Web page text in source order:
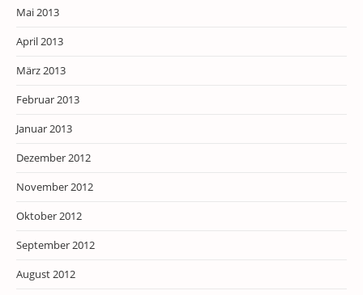
Mai 2013
April 2013
März 2013
Februar 2013
Januar 2013
Dezember 2012
November 2012
Oktober 2012
September 2012
August 2012